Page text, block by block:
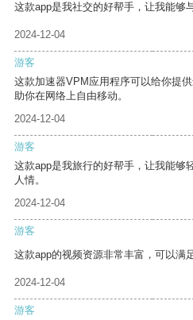
这款app是我社交的好帮手，让我能够
2024-12-04
游客
这款加速器VPM应用程序可以给你提
助你在网络上自由移动。
2024-12-04
游客
这款app是我旅行的好帮手，让我能够
人情。
2024-12-04
游客
这款app的视频资源非常丰富，可以满
2024-12-04
游客